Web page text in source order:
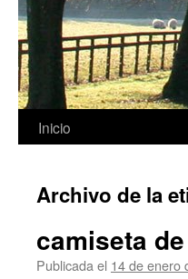
Saltar
contenido
Inicio
Archivo de la
camiseta
Publicada el 14 de enero